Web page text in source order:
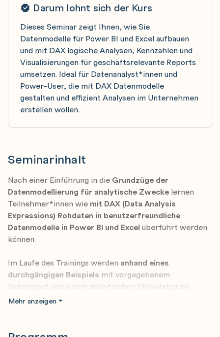
Darum lohnt sich der Kurs
Dieses Seminar zeigt Ihnen, wie Sie
Datenmodelle für Power BI und Excel aufbauen
und mit DAX logische Analysen, Kennzahlen und
Visualisierungen für geschäftsrelevante Reports
umsetzen. Ideal für Datenanalyst*innen und
Power-User, die mit DAX Datenmodelle
gestalten und effizient Analysen im Unternehmen
erstellen wollen.
Seminarinhalt
Nach einer Einführung in die Grundzüge der
Datenmodellierung für analytische Zwecke lernen
Teilnehmer*innen wie mit DAX (Data Analysis
Expressions) Rohdaten in benutzerfreundliche
Datenmodelle in Power BI und Excel überführt werden
können.
Im Laufe des Trainings werden anhand eines
durchgängigen Beispiels mit vorgegebenem
Dateninput und einem analytischen Zielkatalog die
verschiedenen Gestaltungsmöglichkeiten besprochen,
Mehr anzeigen